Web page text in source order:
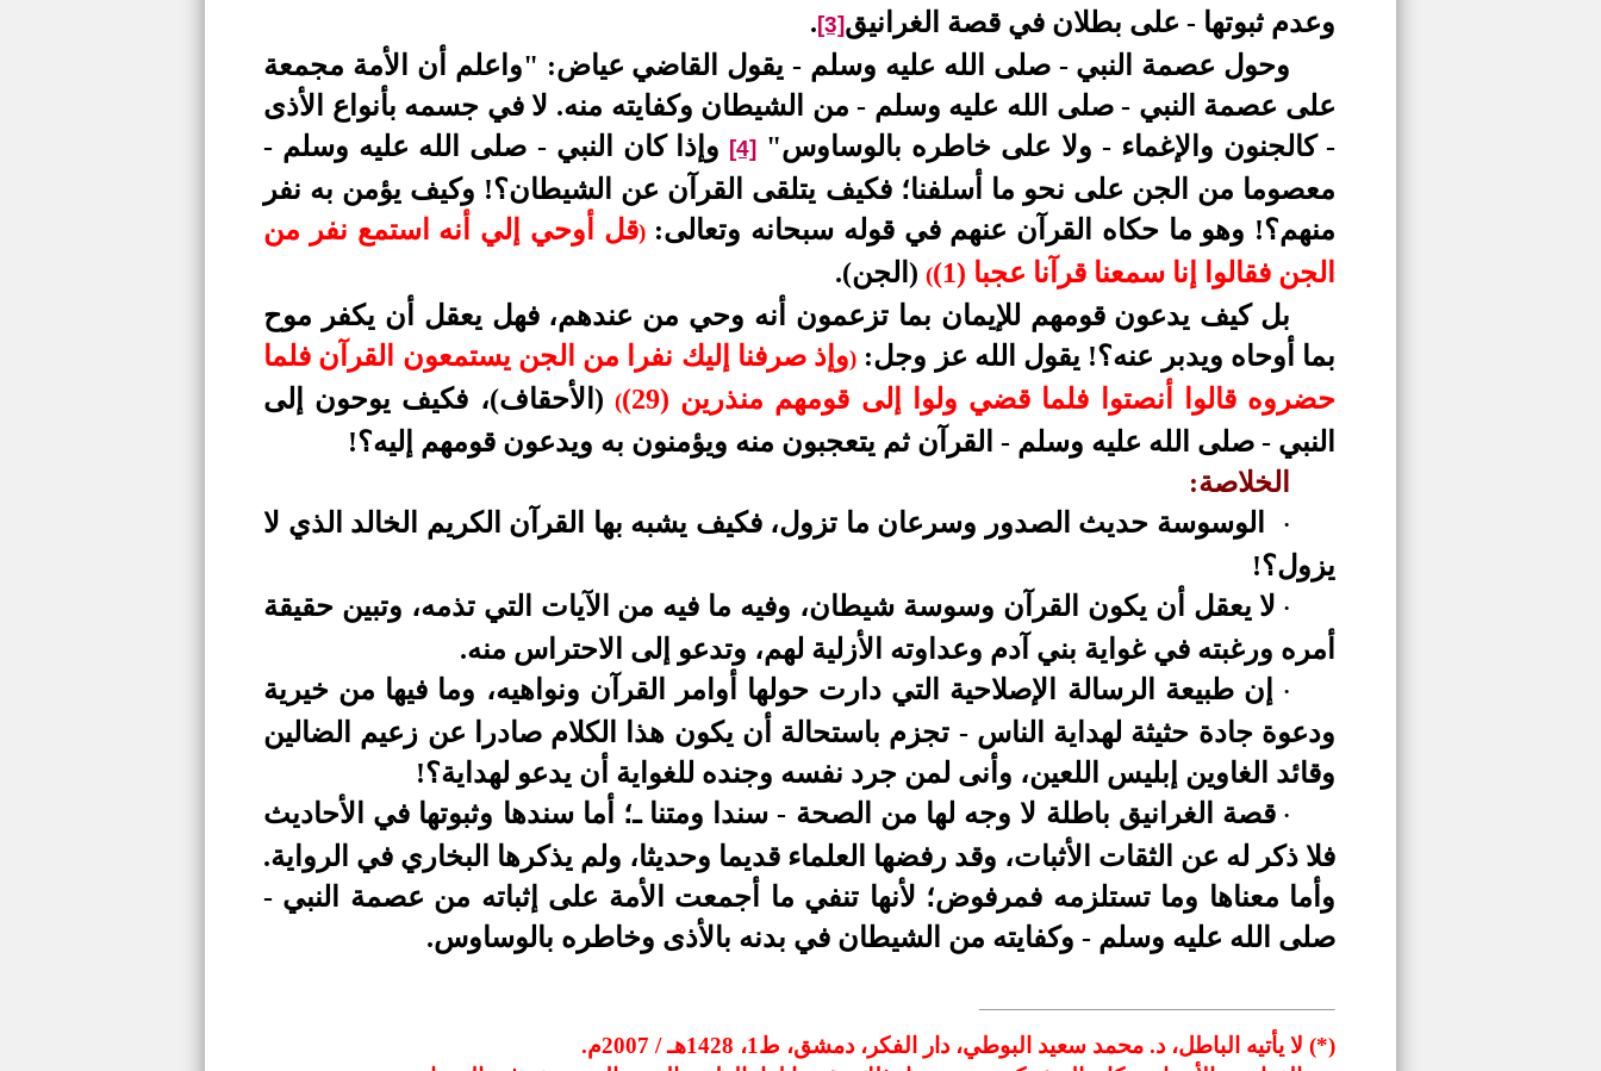
وعدم ثبوتها - على بطلان في قصة الغرانيق[3]
.
وحول عصمة النبي - صلى الله عليه وسلم - يقول القاضي عياض: "واعلم أن الأمة مجمعة
على عصمة النبي - صلى الله عليه وسلم - من الشيطان وكفايته منه. لا في جسمه بأنواع الأذى
- كالجنون والإغماء - ولا على خاطره بالوساوس"
[4] وإذا كان النبي - صلى الله عليه وسلم -
معصوما من الجن على نحو ما أسلفنا؛ فكيف يتلقى القرآن عن الشيطان؟! وكيف يؤمن به نفر
منهم؟! وهو ما حكاه القرآن عنهم في قوله سبحانه وتعالى: )قل أوحي إلي أنه استمع نفر من
الجن فقالوا إنا سمعنا قرآنا عجبا (1)
( (الجن).
بل كيف يدعون قومهم للإيمان بما تزعمون أنه وحي من عندهم، فهل يعقل أن يكفر موح
بما أوحاه ويدبر عنه؟! يقول الله عز وجل: )وإذ صرفنا إليك نفرا من الجن يستمعون القرآن فلما
حضروه قالوا أنصتوا فلما قضي ولوا إلى قومهم منذرين (29)
( (الأحقاف)، فكيف يوحون إلى
النبي - صلى الله عليه وسلم - القرآن ثم يتعجبون منه ويؤمنون به ويدعون قومهم إليه؟!
الخلاصة:
·
الوسوسة حديث الصدور وسرعان ما تزول، فكيف يشبه بها القرآن الكريم الخالد الذي لا
يزول؟!
· لا يعقل أن يكون القرآن وسوسة شيطان، وفيه ما فيه من الآيات التي تذمه، وتبين حقيقة
أمره ورغبته في غواية بني آدم وعداوته الأزلية لهم، وتدعو إلى الاحتراس منه.
·
إن طبيعة الرسالة الإصلاحية التي دارت حولها أوامر القرآن ونواهيه، وما فيها من خيرية
ودعوة جادة حثيثة لهداية الناس - تجزم باستحالة أن يكون هذا الكلام صادرا عن زعيم الضالين
وقائد الغاوين إبليس اللعين، وأنى لمن جرد نفسه وجنده للغواية أن يدعو لهداية؟!
· قصة الغرانيق باطلة لا وجه لها من الصحة - سندا ومتنا ـ؛ أما سندها وثبوتها في الأحاديث
فلا ذكر له عن الثقات الأثبات، وقد رفضها العلماء قديما وحديثا، ولم يذكرها البخاري في الرواية.
وأما معناها وما تستلزمه فمرفوض؛ لأنها تنفي ما أجمعت الأمة على إثباته من عصمة النبي -
صلى الله عليه وسلم - وكفايته من الشيطان في بدنه بالأذى وخاطره بالوساوس.
(
*) لا يأتيه الباطل، د. محمد سعيد البوطي، دار الفكر، دمشق، ط1، 1428هـ / 2007م.